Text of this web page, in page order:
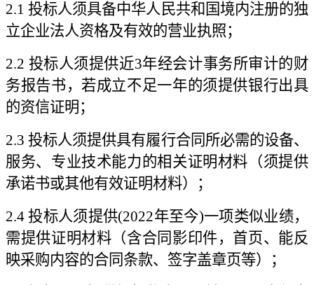
2.1 投标人须具备中华人民共和国境内注册的独
立企业法人资格及有效的营业执照；
2.2 投标人须提供近3年经会计事务所审计的财
务报告书，若成立不足一年的须提供银行出具
的资信证明；
2.3 投标人须提供具有履行合同所必需的设备、
服务、专业技术能力的相关证明材料（须提供
承诺书或其他有效证明材料）；
2.4 投标人须提供(2022年至今)一项类似业绩，
需提供证明材料（含合同影印件，首页、能反
映采购内容的合同条款、签字盖章页等）；